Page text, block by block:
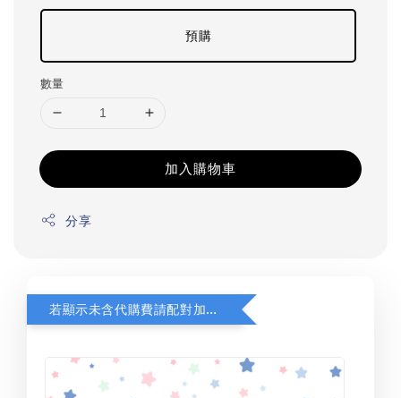
預購
數量
加入購物車
分享
若顯示未含代購費請配對加購(未加購視同無效訂單)